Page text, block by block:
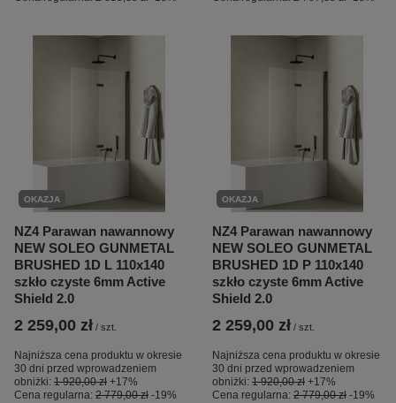
OKAZJA
NZ4 Parawan nawannowy
NEW SOLEO GUNMETAL
BRUSHED 1D L 110x140
szkło czyste 6mm Active
Shield 2.0
2 259,00 zł / szt.
Najniższa cena produktu w okresie
30 dni przed wprowadzeniem
obniżki: 1 920,00 zł +17%
Cena regularna: 2 779,00 zł -19%
OKAZJA
NZ4 Parawan nawannowy
NEW SOLEO GUNMETAL
BRUSHED 1D P 110x140
szkło czyste 6mm Active
Shield 2.0
2 259,00 zł / szt.
Najniższa cena produktu w okresie
30 dni przed wprowadzeniem
obniżki: 1 920,00 zł +17%
Cena regularna: 2 779,00 zł -19%